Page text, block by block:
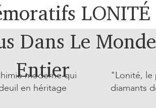
moderne qui
en héritage
"Lonité,
diamants
LONITÉ
Dans Le Monde
Entier